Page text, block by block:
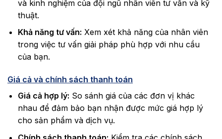
và kinh nghiệm của đội ngũ nhân viên tư vấn và kỹ
thuật.
Khả năng tư vấn: Xem xét khả năng của nhân viên
trong việc tư vấn giải pháp phù hợp với nhu cầu
của bạn.
Giá cả và chính sách thanh toán
Giá cả hợp lý: So sánh giá của các đơn vị khác
nhau để đảm bảo bạn nhận được mức giá hợp lý
cho sản phẩm và dịch vụ.